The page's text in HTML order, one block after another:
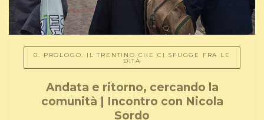
0. PROLOGO. IL TRENTINO CHE CI SFUGGE FRA LE
DITA
Andata e ritorno, cercando la
comunità | Incontro con Nicola
Sordo